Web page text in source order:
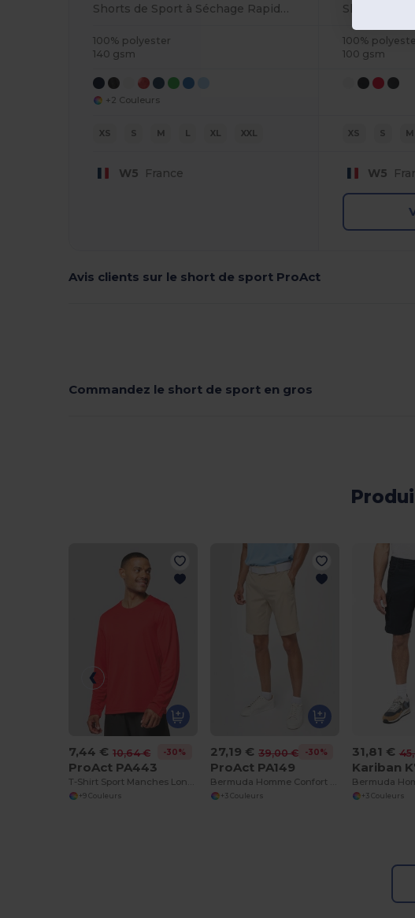
Shorts de Sport à Séchage Rapide et Léger
100% polyester
140 gsm
+2 Couleurs
XS S M L XL XXL
W5 France
100%
100 gsm
XS S M
W5
Avis clients sur le short de sport ProAct
Commandez le short de sport en gros
7,44 € 10,64 € -30%
ProAct PA443
+9 Couleurs
27,19 € 39,00 € -30%
ProAct PA149
+3 Couleurs
31,81 €
Kariban
+3 Couleurs